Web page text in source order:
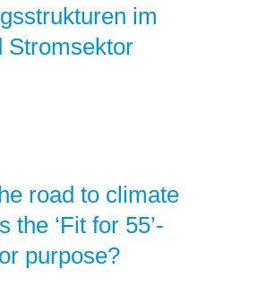
im
Stromsektor
road to climate
the ‘Fit for 55’-
purpose?